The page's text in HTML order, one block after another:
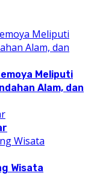
Meliputi
Alam, dan
Wisata